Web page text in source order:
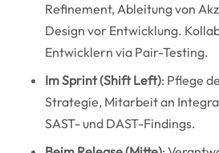
Refinement, Ableitung von
Design vor Entwicklung.
Entwicklern via Pair-Testing.
Im Sprint (Shift Left): Pflege
Strategie, Mitarbeit an
SAST- und DAST-Findings.